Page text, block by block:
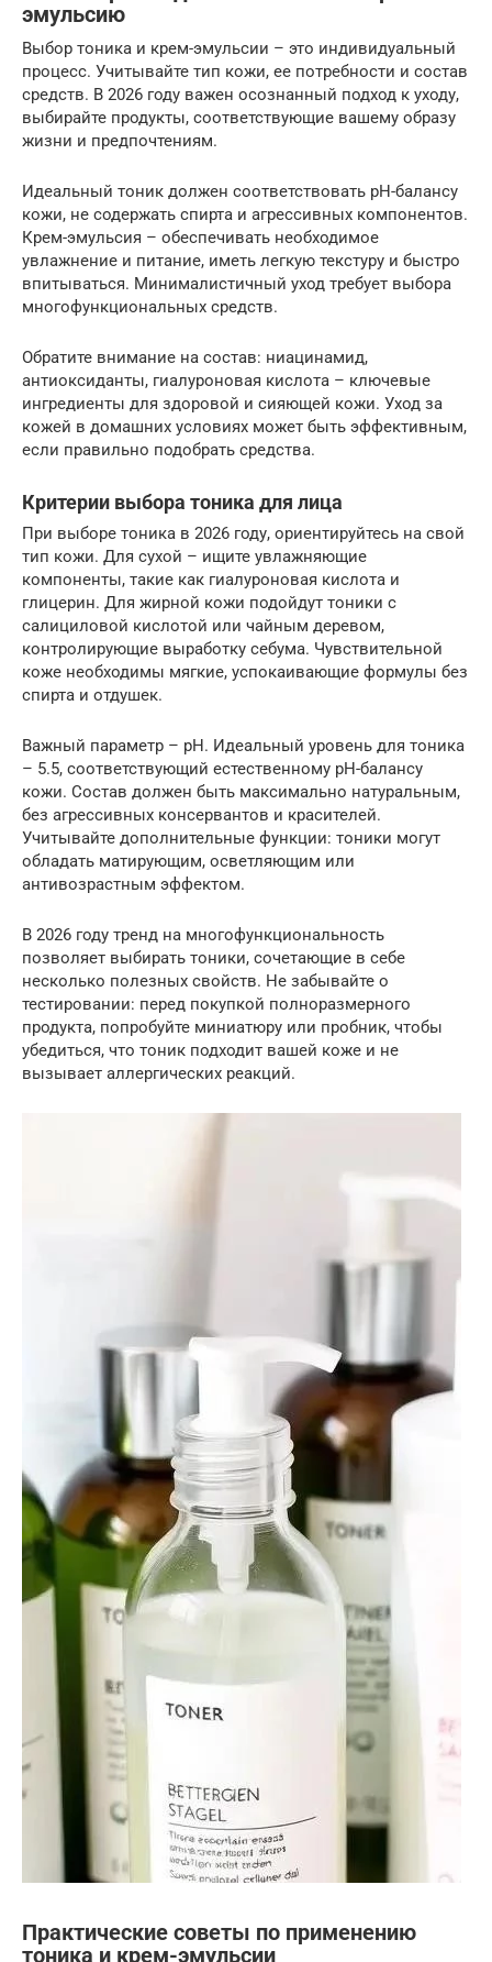
эмульсию
Выбор тоника и крем-эмульсии – это индивидуальный
процесс. Учитывайте тип кожи, ее потребности и состав
средств. В 2026 году важен осознанный подход к уходу,
выбирайте продукты, соответствующие вашему образу
жизни и предпочтениям.
Идеальный тоник должен соответствовать pH-балансу
кожи, не содержать спирта и агрессивных компонентов.
Крем-эмульсия – обеспечивать необходимое
увлажнение и питание, иметь легкую текстуру и быстро
впитываться. Минималистичный уход требует выбора
многофункциональных средств.
Обратите внимание на состав: ниацинамид,
антиоксиданты, гиалуроновая кислота – ключевые
ингредиенты для здоровой и сияющей кожи. Уход за
кожей в домашних условиях может быть эффективным,
если правильно подобрать средства.
Критерии выбора тоника для лица
При выборе тоника в 2026 году, ориентируйтесь на свой
тип кожи. Для сухой – ищите увлажняющие
компоненты, такие как гиалуроновая кислота и
глицерин. Для жирной кожи подойдут тоники с
салициловой кислотой или чайным деревом,
контролирующие выработку себума. Чувствительной
коже необходимы мягкие, успокаивающие формулы без
спирта и отдушек.
Важный параметр – pH. Идеальный уровень для тоника
– 5.5, соответствующий естественному pH-балансу
кожи. Состав должен быть максимально натуральным,
без агрессивных консервантов и красителей.
Учитывайте дополнительные функции: тоники могут
обладать матирующим, осветляющим или
антивозрастным эффектом.
В 2026 году тренд на многофункциональность
позволяет выбирать тоники, сочетающие в себе
несколько полезных свойств. Не забывайте о
тестировании: перед покупкой полноразмерного
продукта, попробуйте миниатюру или пробник, чтобы
убедиться, что тоник подходит вашей коже и не
вызывает аллергических реакций.
Практические советы по применению
тоника и крем-эмульсии